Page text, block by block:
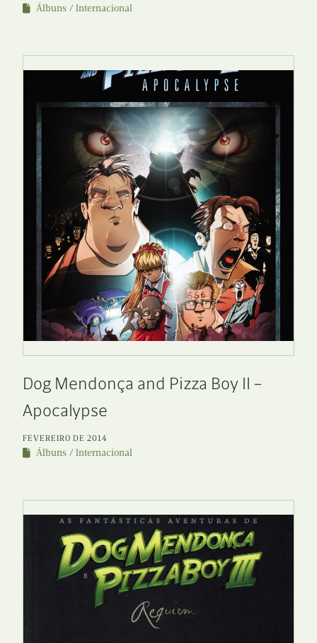
Álbuns Internacional
Dog Mendonça and Pizza Boy II –
Apocalypse
FEVEREIRO DE 2014
Álbuns Internacional